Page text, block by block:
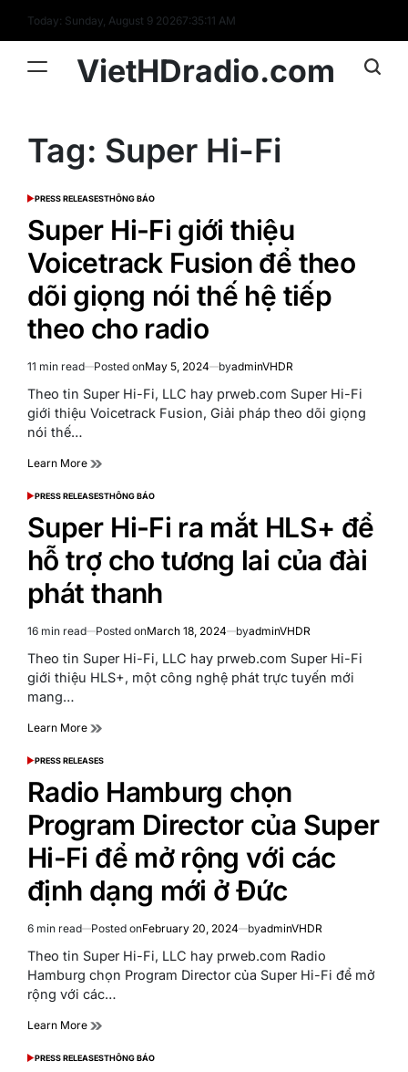
content
Today: Sunday, August 9 20267:35:12 AM
VietHDradio.com
Tag: Super Hi-Fi
POSTED
PRESS RELEASESTHÔNG BÁO
Super Hi-Fi giới thiệu
Voicetrack Fusion để theo
dõi giọng nói thế hệ tiếp
theo cho radio
Estimated
read
time
11 min read Posted onMay 5, 2024 byadminVHDR
Theo tin Super Hi-Fi, LLC hay prweb.com Super Hi-Fi
giới thiệu Voicetrack Fusion, Giải pháp theo dõi giọng
nói thế…
Learn More
POSTED
PRESS RELEASESTHÔNG BÁO
Super Hi-Fi ra mắt HLS+ để
hỗ trợ cho tương lai của đài
phát thanh
Estimated
read
time
16 min read Posted onMarch 18, 2024 byadminVHDR
Theo tin Super Hi-Fi, LLC hay prweb.com Super Hi-Fi
giới thiệu HLS+, một công nghệ phát trực tuyến mới
mang…
Learn More
POSTED
PRESS RELEASES
Radio Hamburg chọn
Program Director của Super
Hi-Fi để mở rộng với các
định dạng mới ở Đức
Estimated
read
time
6 min read Posted onFebruary 20, 2024 byadminVHDR
Theo tin Super Hi-Fi, LLC hay prweb.com Radio
Hamburg chọn Program Director của Super Hi-Fi để mở
rộng với các…
Learn More
POSTED
PRESS RELEASESTHÔNG BÁO